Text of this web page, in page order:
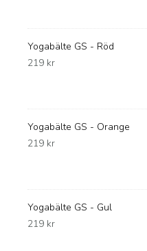
Yogabälte GS - Röd
219 kr
Yogabälte GS - Orange
219 kr
Yogabälte GS - Gul
219 kr